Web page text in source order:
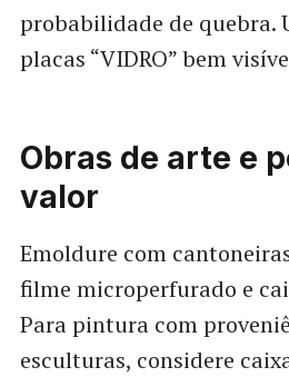
probabilidade de quebra.
placas “VIDRO” bem
Obras de arte e
valor
Emoldure com
filme microperfurado e
Para pintura com
esculturas, considere